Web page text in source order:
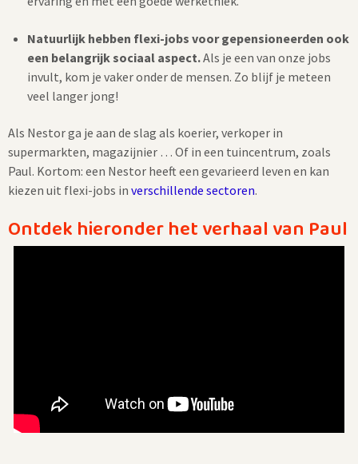
Natuurlijk hebben flexi-jobs voor gepensioneerden ook
een belangrijk sociaal aspect.Als je een van onze jobs
invult, kom je vaker onder de mensen. Zo blijf je meteen
veel langer jong!
Als Nestor ga je aan de slag als koerier, verkoper in
supermarkten, magazijnier … Of in een tuincentrum, zoals
Paul. Kortom: een Nestor heeft een gevarieerd leven en kan
kiezen uit flexi-jobs in verschillende sectoren.
Ontdek hieronder het verhaal van Paul